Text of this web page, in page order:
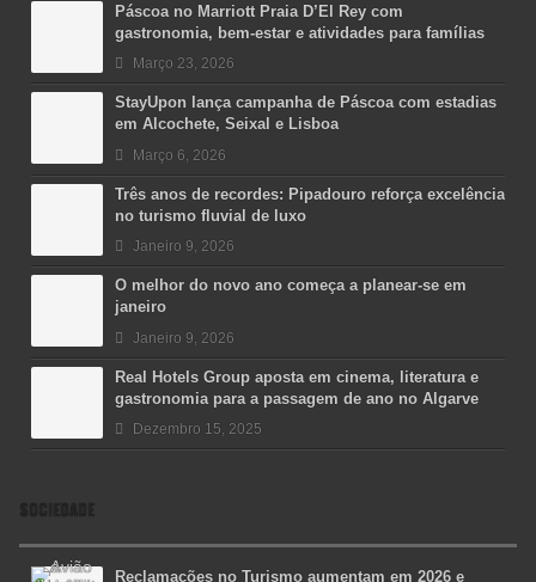
Páscoa no Marriott Praia D’El Rey com
gastronomia, bem-estar e atividades para famílias
Março 23, 2026
StayUpon lança campanha de Páscoa com estadias
em Alcochete, Seixal e Lisboa
Março 6, 2026
Três anos de recordes: Pipadouro reforça excelência
no turismo fluvial de luxo
Janeiro 9, 2026
O melhor do novo ano começa a planear-se em
janeiro
Janeiro 9, 2026
Real Hotels Group aposta em cinema, literatura e
gastronomia para a passagem de ano no Algarve
Dezembro 15, 2025
SOCIEDADE
Reclamações no Turismo aumentam em 2026 e